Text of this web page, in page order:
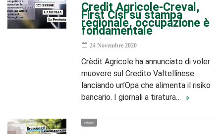
Credit Agricole-Creval,
First Cisl su stampa
regionale, occupazione è
fondamentale
24 Novembre 2020
Crèdit Agricole ha annunciato di voler
muovere sul Credito Valtellinese
lanciando un’Opa che alimenta il risiko
bancario. I giornali a tiratura…
MEDIA